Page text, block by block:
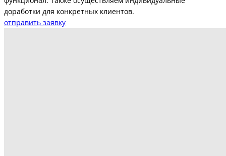
доработки для конкретных клиентов.
отправить заявку